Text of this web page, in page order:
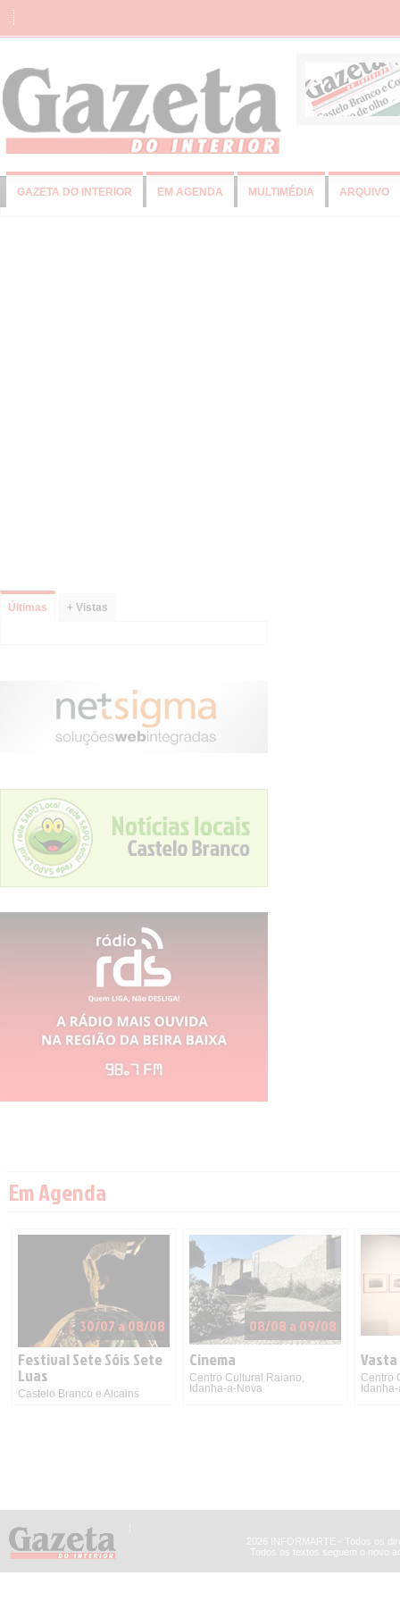
GAZETA DO INTERIOR EM AGENDA MULTIMÉDIA ARQUIVO
Últimas + Vistas
Em Agenda
30/07 a 08/08
Festival Sete Sóis Sete
Luas
Castelo Branco e Alcains
08/08 a 09/08
Cinema
Centro Cultural Raiano,
Idanha-a-Nova
Centro
2026 INFORMARTE - Todos os
Todos os textos seguem o novo